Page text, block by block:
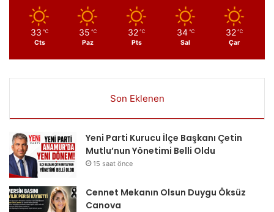
33 ℃
Cts
35 ℃
Paz
32 ℃
Pts
34 ℃
Sal
32 ℃
Çar
Son Eklenen
Yeni Parti Kurucu İlçe Başkanı Çetin
Mutlu’nun Yönetimi Belli Oldu
15 saat önce
Cennet Mekanın Olsun Duygu Öksüz
Canova